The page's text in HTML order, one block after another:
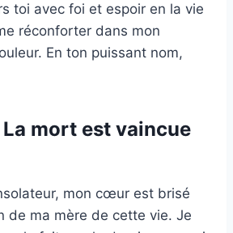
toi avec foi et espoir en la vie
réconforter dans mon
En ton puissant nom,
La mort est vaincue
mon cœur est brisé
de ma mère de cette vie. Je